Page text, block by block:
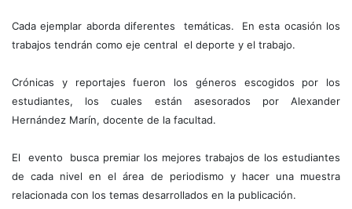
Cada ejemplar aborda diferentes temáticas. En esta ocasión los
trabajos tendrán como eje central el deporte y el trabajo.
Crónicas y reportajes fueron los géneros escogidos por los
estudiantes, los cuales están asesorados por Alexander
Hernández Marín, docente de la facultad.
El evento busca premiar los mejores trabajos de los estudiantes
de cada nivel en el área de periodismo y hacer una muestra
relacionada con los temas desarrollados en la publicación.